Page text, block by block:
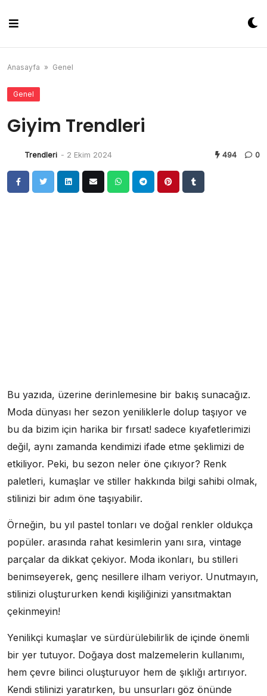
content
Anasayfa » Genel
Genel
Giyim Trendleri
Trendleri - 2 Ekim 2024 494 0
Bu yazıda, üzerine derinlemesine bir bakış sunacağız.
Moda dünyası her sezon yeniliklerle dolup taşıyor ve
bu da bizim için harika bir fırsat! sadece kıyafetlerimizi
değil, aynı zamanda kendimizi ifade etme şeklimizi de
etkiliyor. Peki, bu sezon neler öne çıkıyor? Renk
paletleri, kumaşlar ve stiller hakkında bilgi sahibi olmak,
stilinizi bir adım öne taşıyabilir.
Örneğin, bu yıl pastel tonları ve doğal renkler oldukça
popüler. arasında rahat kesimlerin yanı sıra, vintage
parçalar da dikkat çekiyor. Moda ikonları, bu stilleri
benimseyerek, genç nesillere ilham veriyor. Unutmayın,
stilinizi oluştururken kendi kişiliğinizi yansıtmaktan
çekinmeyin!
Yenilikçi kumaşlar ve sürdürülebilirlik de içinde önemli
bir yer tutuyor. Doğaya dost malzemelerin kullanımı,
hem çevre bilinci oluşturuyor hem de şıklığı artırıyor.
Kendi stilinizi yaratırken, bu unsurları göz önünde